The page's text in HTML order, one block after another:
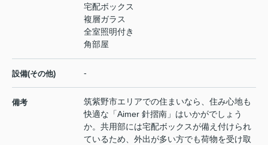
宅配ボックス
複層ガラス
全室照明付き
角部屋
設備(その他) -
備考
筑紫野市エリアでの住まいなら、住み心地も
快適な「Aimer 針摺南」はいかがでしょう
か。共用部には宅配ボックスが備え付けられ
ているため、外出が多い方でも荷物を受け取